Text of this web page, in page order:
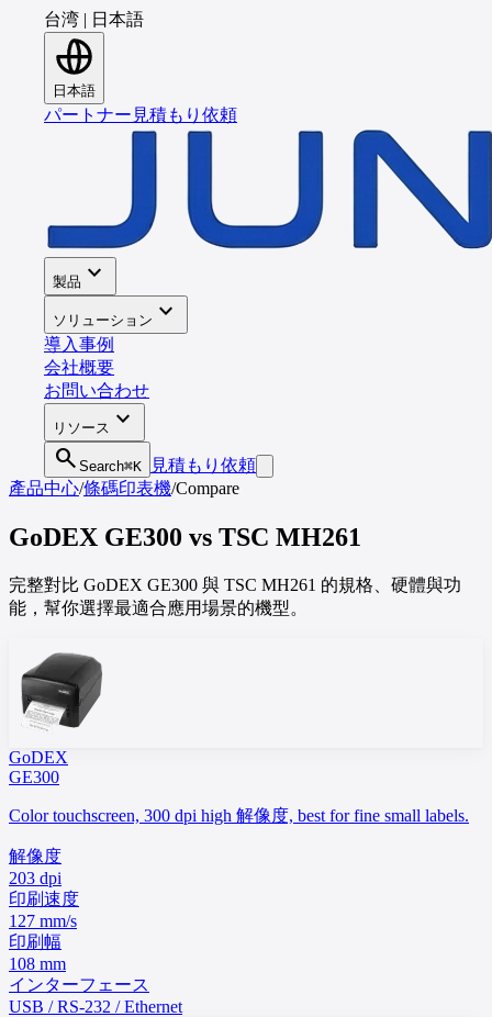
台湾 | 日本語
日本語
パートナー 見積もり依頼
製品 expand_more
ソリューション expand_more
導入事例
会社概要
お問い合わせ
リソース expand_more
search Search⌘K
見積もり依頼
產品中心/條碼印表機/Compare
GoDEX GE300 vs TSC MH261
完整對比 GoDEX GE300 與 TSC MH261 的規格、硬體與功
能，幫你選擇最適合應用場景的機型。
GoDEX
GE300
Color touchscreen, 300 dpi high 解像度, best for fine small labels.
解像度
203 dpi
印刷速度
127 mm/s
印刷幅
108 mm
インターフェース
USB / RS-232 / Ethernet